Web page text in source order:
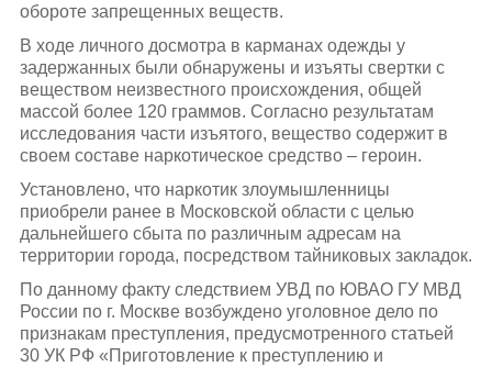
обороте запрещенных веществ.
В ходе личного досмотра в карманах одежды у
задержанных были обнаружены и изъяты свертки с
веществом неизвестного происхождения, общей
массой более 120 граммов. Согласно результатам
исследования части изъятого, вещество содержит в
своем составе наркотическое средство – героин.
Установлено, что наркотик злоумышленницы
приобрели ранее в Московской области с целью
дальнейшего сбыта по различным адресам на
территории города, посредством тайниковых закладок.
По данному факту следствием УВД по ЮВАО ГУ МВД
России по г. Москве возбуждено уголовное дело по
признакам преступления, предусмотренного статьей
30 УК РФ «Приготовление к преступлению и